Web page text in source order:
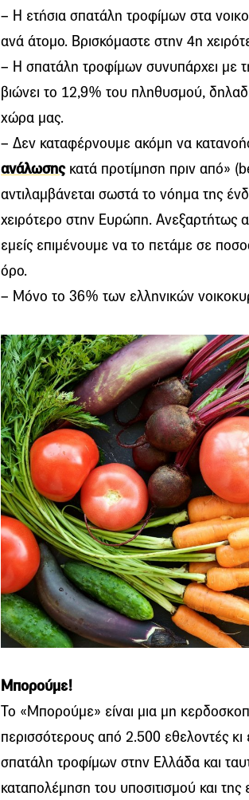
– Η ετήσια σπατάλη τροφίμων στα
ανά άτομο. Βρισκόμαστε στην 4η
– Η σπατάλη τροφίμων συνυπάρχει με
βιώνει το 12,9% του πληθυσμού,
χώρα μας.
– Δεν καταφέρνουμε ακόμη να
ανάλωσηςκατά προτίμηση πριν από»
αντιλαμβάνεται σωστά το νόημα της
χειρότερο στην Ευρώπη. Ανεξαρτήτως
εμείς επιμένουμε να το πετάμε σε
όρο.
– Μόνο το 36% των ελληνικών
Μπορούμε!
Το «Μπορούμε» είναι μια μη
περισσότερους από 2.500 εθελοντές κι
σπατάλη τροφίμων στην Ελλάδα και
καταπολέμηση του υποσιτισμού και της